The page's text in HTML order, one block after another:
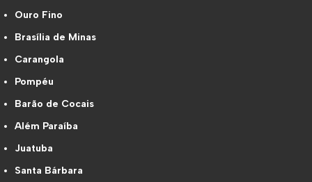
Ouro Fino
Brasília de Minas
Carangola
Pompéu
Barão de Cocais
Além Paraíba
Juatuba
Santa Bárbara